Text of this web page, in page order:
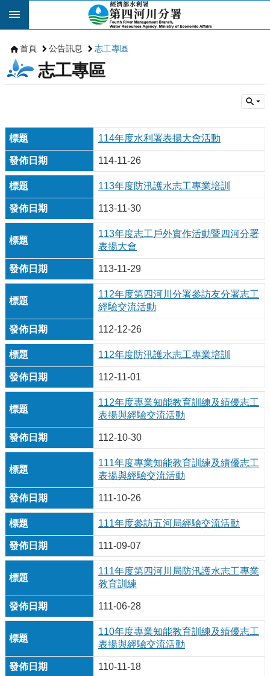
跳到主要內容區塊
首頁 公告訊息 志工專區
志工專區
114年度水利署表揚大會活動
114-11-26
113年度防汛護水志工專業培訓
113-11-30
113年度志工戶外實作活動暨四河分署
表揚大會
113-11-29
112年度第四河川分署參訪友分署志工
經驗交流活動
112-12-26
112年度防汛護水志工專業培訓
112-11-01
112年度專業知能教育訓練及績優志工
表揚與經驗交流活動
112-10-30
111年度專業知能教育訓練及績優志工
表揚與經驗交流活動
111-10-26
111年度參訪五河局經驗交流活動
111-09-07
111年度第四河川局防汛護水志工專業
教育訓練
111-06-28
110年度專業知能教育訓練及績優志工
表揚與經驗交流活動
110-11-18